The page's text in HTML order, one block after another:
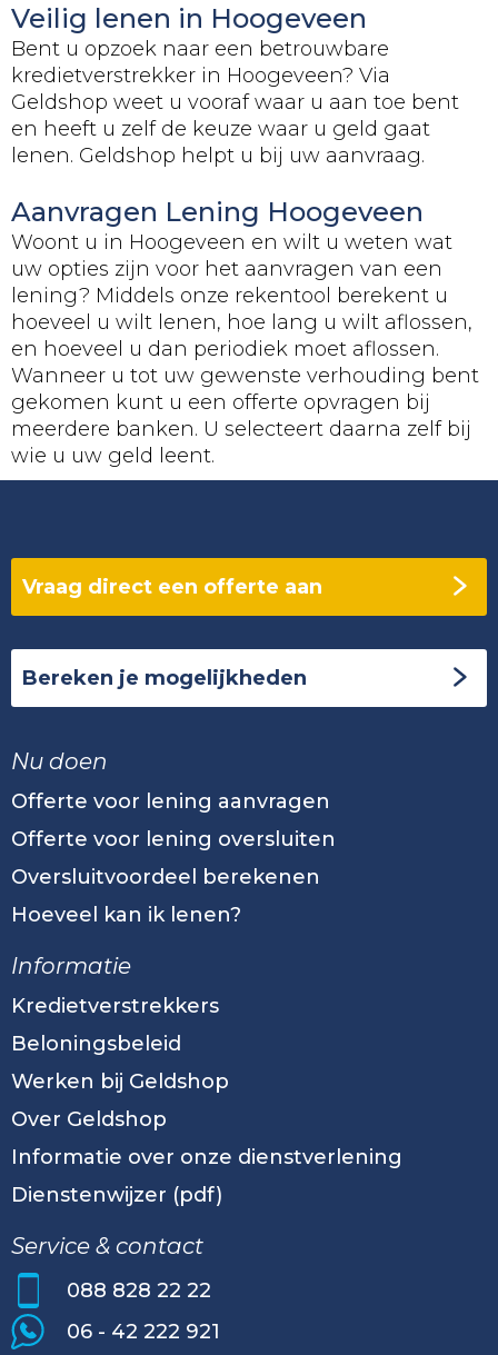
Veilig lenen in Hoogeveen
Bent u opzoek naar een betrouwbare
kredietverstrekker in Hoogeveen? Via
Geldshop weet u vooraf waar u aan toe bent
en heeft u zelf de keuze waar u geld gaat
lenen. Geldshop helpt u bij uw aanvraag.
Aanvragen Lening Hoogeveen
Woont u in Hoogeveen en wilt u weten wat
uw opties zijn voor het aanvragen van een
lening? Middels onze rekentool berekent u
hoeveel u wilt lenen, hoe lang u wilt aflossen,
en hoeveel u dan periodiek moet aflossen.
Wanneer u tot uw gewenste verhouding bent
gekomen kunt u een offerte opvragen bij
meerdere banken. U selecteert daarna zelf bij
wie u uw geld leent.
Vraag direct een offerte aan
Bereken je mogelijkheden
Nu doen
Offerte voor lening aanvragen
Offerte voor lening oversluiten
Oversluitvoordeel berekenen
Hoeveel kan ik lenen?
Informatie
Kredietverstrekkers
Beloningsbeleid
Werken bij Geldshop
Over Geldshop
Informatie over onze dienstverlening
Dienstenwijzer (pdf)
Service & contact
088 828 22 22
06 - 42 222 921